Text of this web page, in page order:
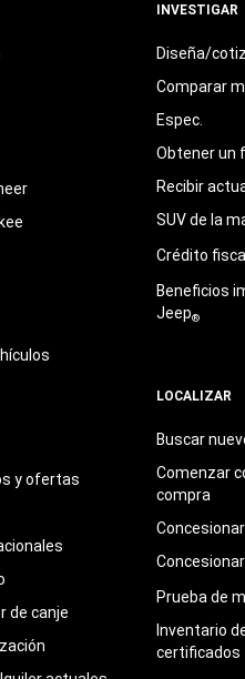
y ofertas
de canje
INVESTIGAR
Diseña/
Comparar
Espec.
Obtener un
Recibir
SUV de la
Crédito
Beneficios
Jeep®
LOCALIZAR
Buscar
Comenzar
compra
Prueba de
Inventario
certificados